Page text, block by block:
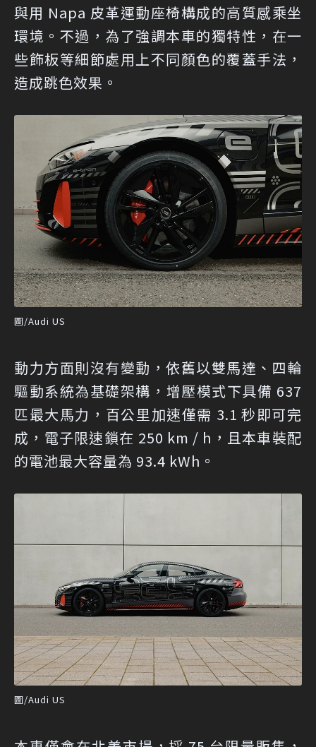
與用 Napa 皮革運動座椅構成的高質感乘坐
環境。不過，為了強調本車的獨特性，在一
些飾板等細節處用上不同顏色的覆蓋手法，
造成跳色效果。
圖/Audi US
動力方面則沒有變動，依舊以雙馬達、四輪
驅動系統為基礎架構，增壓模式下具備 637
匹最大馬力，百公里加速僅需 3.1 秒即可完
成，電子限速鎖在 250 km / h，且本車裝配
的電池最大容量為 93.4 kWh。
圖/Audi US